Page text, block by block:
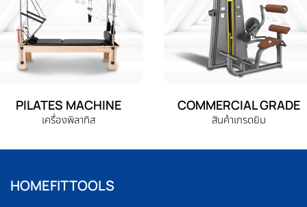
PILATES MACHINE
เครื่องพิลาทิส
COMMERCIAL GRADE
สินค้าเกรดยิม
HOMEFITTOOLS